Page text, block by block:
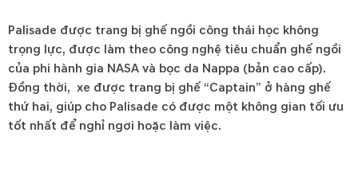
Palisade được trang bị ghế ngồi công thái học không
trọng lực, được làm theo công nghệ tiêu chuẩn ghế ngồi
của phi hành gia NASA và bọc da Nappa (bản cao cấp).
Đồng thời, xe được trang bị ghế “Captain” ở hàng ghế
thứ hai, giúp cho Palisade có được một không gian tối ưu
tốt nhất để nghỉ ngơi hoặc làm việc.